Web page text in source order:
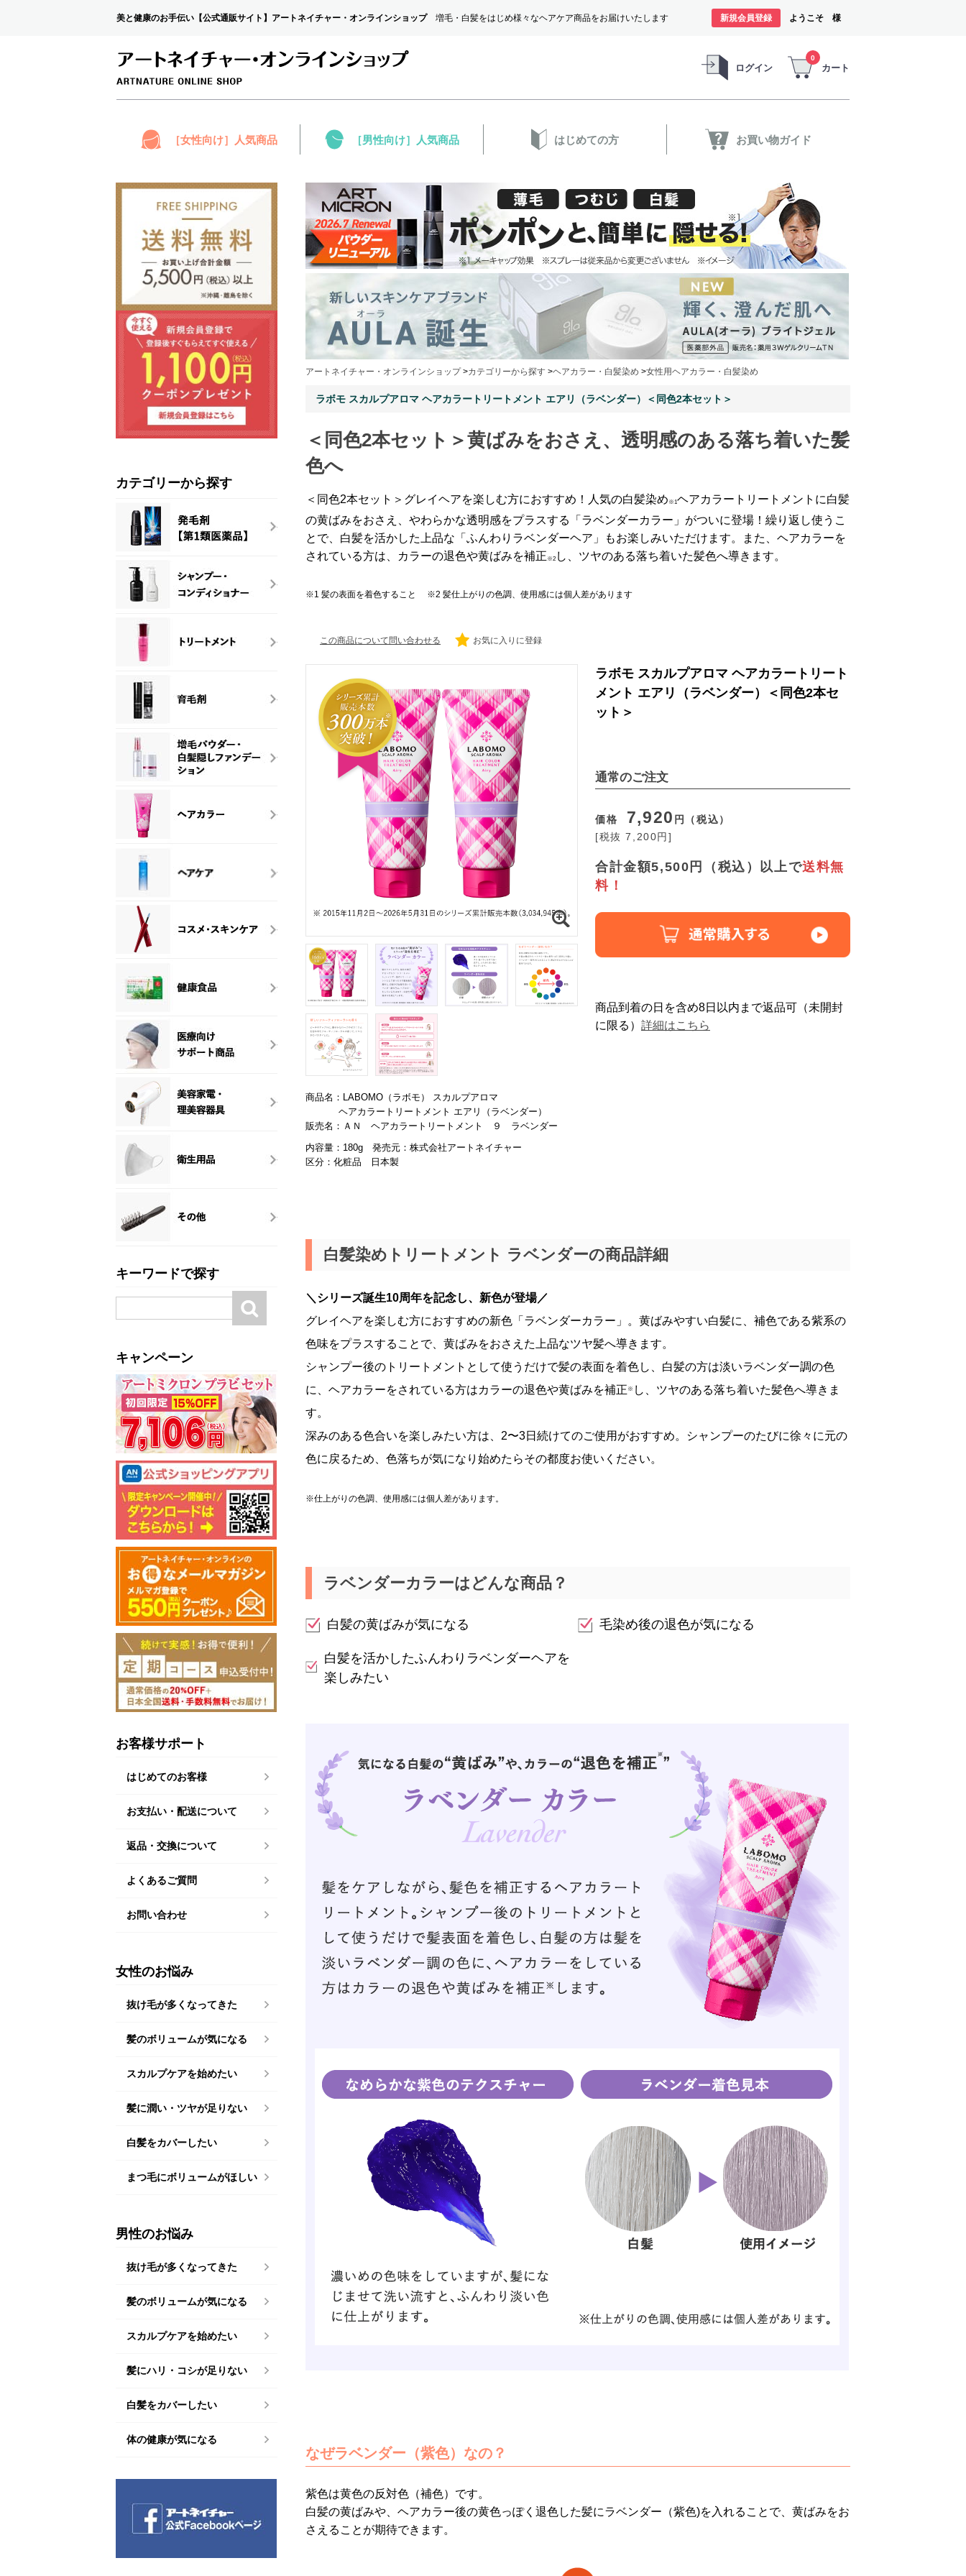
美と健康のお手伝い【公式通販サイト】アートネイチャー・オンラインショップ 増毛・白髪をはじめ様々なヘアケア商品をお届けいたします 新規会員登録 ようこそ 様
ログイン
0
カート
［女性向け］人気商品 ［男性向け］人気商品 はじめての方 お買い物ガイド
カテゴリーから探す
キーワードで探す
キャンペーン
お客様サポート
はじめてのお客様
お支払い・配送について
返品・交換について
よくあるご質問
お問い合わせ
女性のお悩み
抜け毛が多くなってきた
髪のボリュームが気になる
スカルプケアを始めたい
髪に潤い・ツヤが足りない
白髪をカバーしたい
まつ毛にボリュームがほしい
男性のお悩み
抜け毛が多くなってきた
髪のボリュームが気になる
スカルプケアを始めたい
髪にハリ・コシが足りない
白髪をカバーしたい
体の健康が気になる
アートネイチャー・オンラインショップ >カテゴリーから探す >ヘアカラー・白髪染め >女性用ヘアカラー・白髪染め
ラボモ スカルプアロマ ヘアカラートリートメント エアリ（ラベンダー）＜同色2本セット＞
＜同色2本セット＞黄ばみをおさえ、透明感のある落ち着いた髪
色へ
＜同色2本セット＞グレイヘアを楽しむ方におすすめ！人気の白髪染め ※1ヘアカラートリートメントに白髪
の黄ばみをおさえ、やわらかな透明感をプラスする「ラベンダーカラー」がついに登場！繰り返し使うこ
とで、白髪を活かした上品な「ふんわりラベンダーヘア」もお楽しみいただけます。また、ヘアカラーを
されている方は、カラーの退色や黄ばみを補正 ※2 し、ツヤのある落ち着いた髪色へ導きます。
※1 髪の表面を着色すること ※2 髪仕上がりの色調、使用感には個人差があります
この商品について問い合わせる お気に入りに登録
商品名：LABOMO（ラボモ） スカルプアロマ
ヘアカラートリートメント エアリ（ラベンダー）
販売名：ＡＮ ヘアカラートリートメント ９ ラベンダー
内容量：180g 発売元：株式会社アートネイチャー
区分：化粧品 日本製
ラボモ スカルプアロマ ヘアカラートリート
メント エアリ（ラベンダー）＜同色2本セ
ット＞
通常のご注文
価格 7,920 円（税込）
[税抜 7,200円]
合計金額5,500円（税込）以上で送料無
料！
商品到着の日を含め8日以内まで返品可（未開封
に限る） 詳細はこちら
白髪染めトリートメント ラベンダーの商品詳細
＼シリーズ誕生10周年を記念し、新色が登場／
グレイヘアを楽しむ方におすすめの新色「ラベンダーカラー」。黄ばみやすい白髪に、補色である紫系の
色味をプラスすることで、黄ばみをおさえた上品なツヤ髪へ導きます。
シャンプー後のトリートメントとして使うだけで髪の表面を着色し、白髪の方は淡いラベンダー調の色
に、ヘアカラーをされている方はカラーの退色や黄ばみを補正 ※ し、ツヤのある落ち着いた髪色へ導きま
す。
深みのある色合いを楽しみたい方は、2〜3日続けてのご使用がおすすめ。シャンプーのたびに徐々に元の
色に戻るため、色落ちが気になり始めたらその都度お使いください。
※仕上がりの色調、使用感には個人差があります。
ラベンダーカラーはどんな商品？
白髪の黄ばみが気になる 毛染め後の退色が気になる
白髪を活かしたふんわりラベンダーヘアを
楽しみたい
なぜラベンダー（紫色）なの？
紫色は黄色の反対色（補色）です。
白髪の黄ばみや、ヘアカラー後の黄色っぽく退色した髪にラベンダー（紫色)を入れることで、黄ばみをお
さえることが期待できます。